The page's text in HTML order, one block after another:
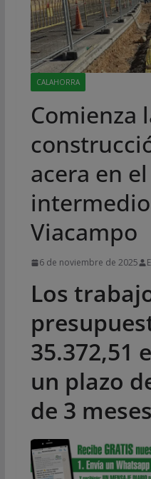
CALAHORRA
Comienza
acera en
Viacampo
6 de noviembre de 2025
Los
35.372,51
un plazo
de 3 meses